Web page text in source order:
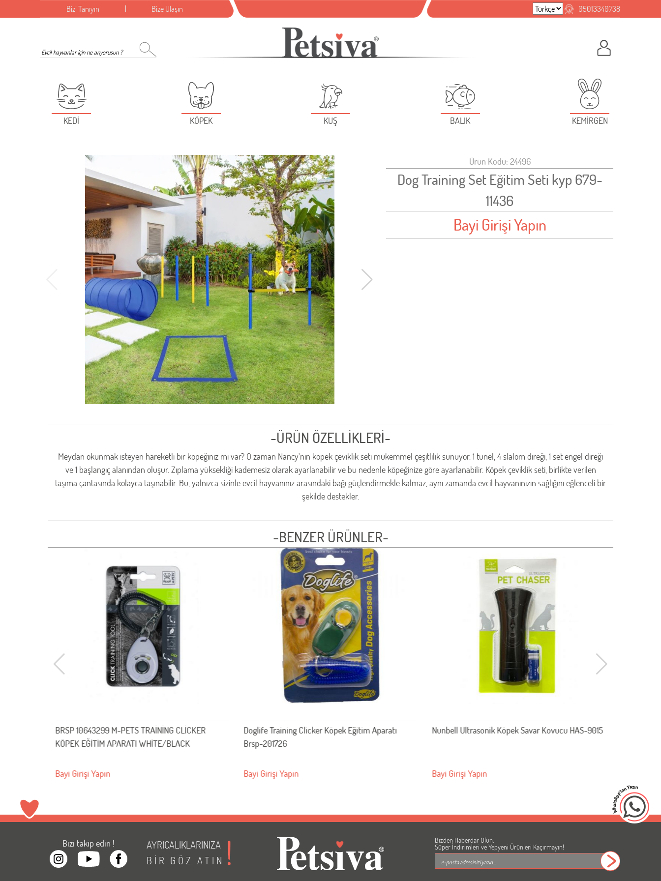
Bizi Tanıyın Bize Ulaşın 05013340738
KEDİ KÖPEK KUŞ BALIK KEMİRGEN
Ürün Kodu: 24496
Dog Training Set Eğitim Seti kyp 679-
11436
Bayi Girişi Yapın
-ÜRÜN ÖZELLİKLERİ-
Meydan okunmak isteyen hareketli bir köpeğiniz mi var? O zaman Nancy'nin köpek çeviklik seti mükemmel çeşitlilik sunuyor. 1 tünel, 4 slalom direği, 1 set engel direği
ve 1 başlangıç ​​alanından oluşur. Zıplama yüksekliği kademesiz olarak ayarlanabilir ve bu nedenle köpeğinize göre ayarlanabilir. Köpek çeviklik seti, birlikte verilen
taşıma çantasında kolayca taşınabilir. Bu, yalnızca sizinle evcil hayvanınız arasındaki bağı güçlendirmekle kalmaz, aynı zamanda evcil hayvanınızın sağlığını eğlenceli bir
şekilde destekler.
-BENZER ÜRÜNLER-
BRSP 10643299 M-PETS TRAİNİNG CLİCKER
KÖPEK EĞİTİM APARATI WHİTE/BLACK
Bayi Girişi Yapın
Doglife Training Clicker Köpek Eğitim Aparatı
Brsp-201726
Bayi Girişi Yapın
Nunbell Ultrasonik Köpek Savar Kovucu HAS-9015
Bayi Girişi Yapın
Bizi takip edin !
AYRICALIKLARINIZA
BİR GÖZ ATIN
Bizden Haberdar Olun,
Süper İndirimleri ve Yepyeni Ürünleri Kaçırmayın!